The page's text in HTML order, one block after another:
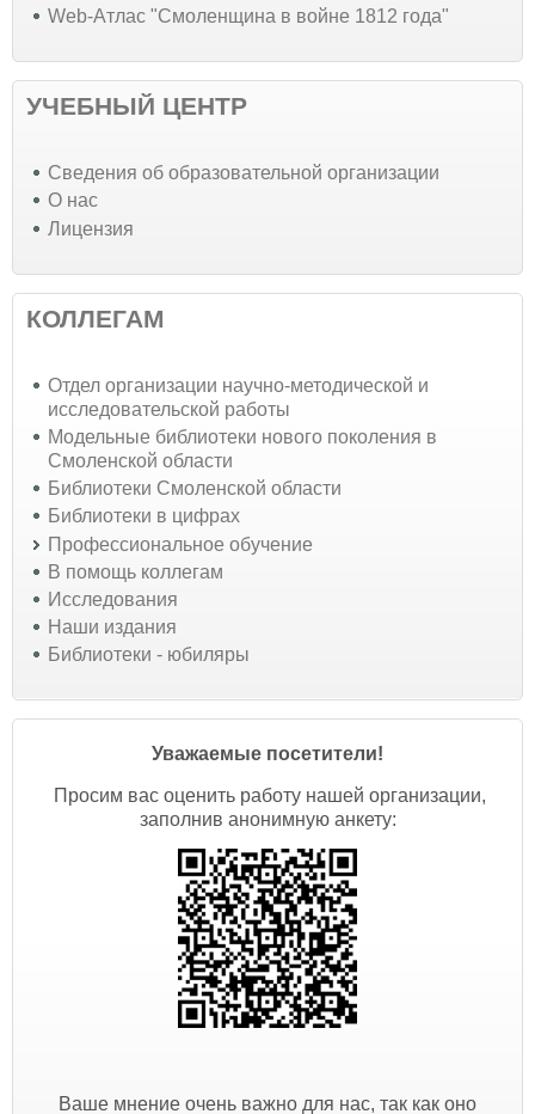
Web-Атлас "Смоленщина в войне 1812 года"
УЧЕБНЫЙ ЦЕНТР
Cведения об образовательной организации
О нас
Лицензия
КОЛЛЕГАМ
Отдел организации научно-методической и
исследовательской работы
Модельные библиотеки нового поколения в
Смоленской области
Библиотеки Смоленской области
Библиотеки в цифрах
Профессиональное обучение
В помощь коллегам
Исследования
Наши издания
Библиотеки - юбиляры
Уважаемые посетители!
Просим вас оценить работу нашей организации,
заполнив анонимную анкету:
Ваше мнение очень важно для нас, так как оно